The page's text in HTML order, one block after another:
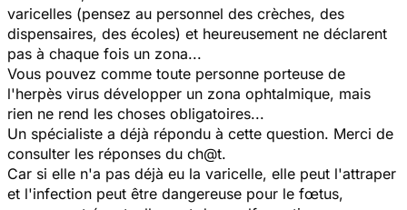
varicelles (pensez au personnel des crèches, des
dispensaires, des écoles) et heureusement ne déclarent
pas à chaque fois un zona...
Vous pouvez comme toute personne porteuse de
l'herpès virus développer un zona ophtalmique, mais
rien ne rend les choses obligatoires...
Un spécialiste a déjà répondu à cette question. Merci de
consulter les réponses du ch@t.
Car si elle n'a pas déjà eu la varicelle, elle peut l'attraper
et l'infection peut être dangereuse pour le fœtus,